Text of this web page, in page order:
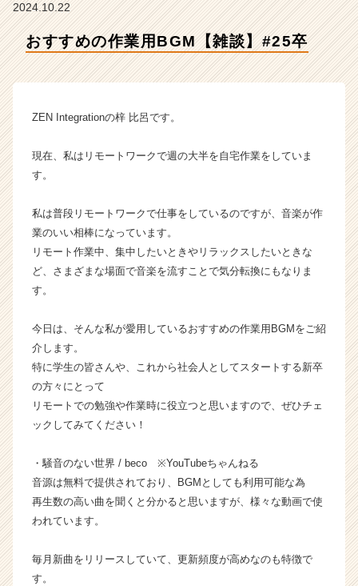
の
タ
イ
|
チ
ー・
成
長
か
ト
が
く
就
サ
チ
2024.10.22
おすすめの作業用BGM【雑談】#25卒
ZEN Integrationの梓 比呂です。
現在、私はリモートワークで週の大半を自宅作業をしていま
す。
私は普段リモートワークで仕事をしているのですが、音楽が作
業のいい相棒になっています。
リモート作業中、集中したいときやリラックスしたいときな
ど、さまざまな場面で音楽を流すことで気分転換にもなりま
す。
今日は、そんな私が愛用しているおすすめの作業用BGMをご紹
介します。
特に学生の皆さんや、これから社会人としてスタートする新卒
の方々にとって
リモートでの勉強や作業時に役立つと思いますので、ぜひチェ
ックしてみてください！
・騒音のない世界 / beco ※YouTubeちゃんねる
音源は無料で提供されており、BGMとしても利用可能な為
再生数の高い曲を聞くと分かると思いますが、様々な動画で使
われています。
毎月新曲をリリースしていて、更新頻度が高めなのも特徴で
す。